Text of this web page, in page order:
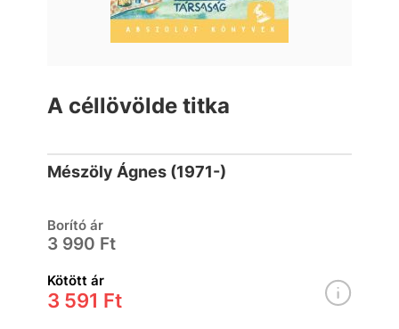
A céllövölde titka
Mészöly Ágnes (1971-)
Borító ár
3 990 Ft
Kötött ár
3 591 Ft